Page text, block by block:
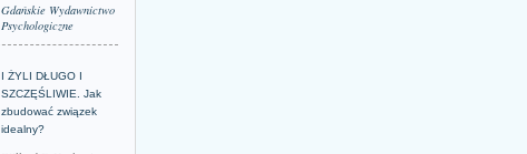
Gdańskie Wydawnictwo
Psychologiczne
I ŻYLI DŁUGO I
SZCZĘŚLIWIE. Jak
zbudować związek
idealny?